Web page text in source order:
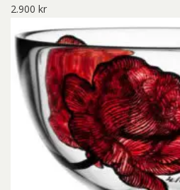
2.900 kr